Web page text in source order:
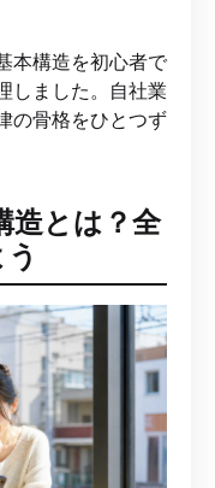
本構造を初心者で
しました。自社業
の骨格をひとつず
造とは？全